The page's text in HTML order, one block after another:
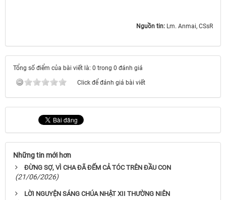
Nguồn tin: Lm. Anmai, CSsR
Tổng số điểm của bài viết là: 0 trong 0 đánh giá
Click để đánh giá bài viết
Những tin mới hơn
ĐỪNG SỢ, VÌ CHA ĐÃ ĐẾM CẢ TÓC TRÊN ĐẦU CON
(21/06/2026)
LỜI NGUYỆN SÁNG CHÚA NHẬT XII THƯỜNG NIÊN